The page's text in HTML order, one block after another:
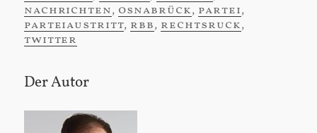
nachrichten, osnabrück, partei,
parteiaustritt, rbb, rechtsruck,
twitter
Sidebar
Der Autor